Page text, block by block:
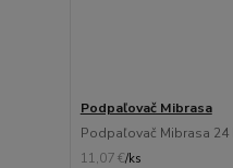
Podpaľovač Mibrasa
Podpaľovač Mibrasa 24
11,07 €/ks